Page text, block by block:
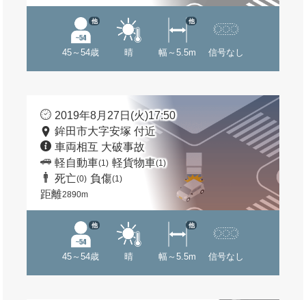
45～54歳
他
晴 幅～5.5m
他
信号なし
2019年8月27日(火)17:50
鉾田市大字安塚 付近
車両相互 大破事故
軽自動車(1) 軽貨物車(1)
死亡(0) 負傷(1)
距離2890m
45～54歳
他
晴 幅～5.5m
他
信号なし